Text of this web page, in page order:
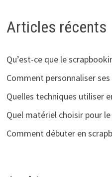
Articles récents
Qu’est-ce que le
Comment personnaliser
Quelles techniques utiliser
Quel matériel choisir pour
Comment débuter en